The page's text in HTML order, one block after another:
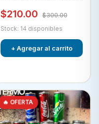
$210.00
$300.00
Stock: 14 disponibles
+ Agregar al carrito
🔥 OFERTA